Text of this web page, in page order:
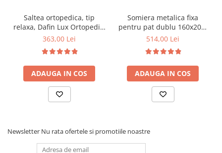
Saltea ortopedica, tip
relaxa, Dafin Lux Ortopedic,
90x200x21cm, fermitate
tip Bonell, fata vara-iarna,
sistem de aerisire cu
butoni, Salt Confort
363,00 Lei
ADAUGA IN COS
Somiera metalica fixa
pentru pat dublu 160x200,
6 picioare, 32 lamele lemn
saltea ferm, negru
514,00 Lei
ADAUGA IN COS
Newsletter Nu rata ofertele si promotiile noastre